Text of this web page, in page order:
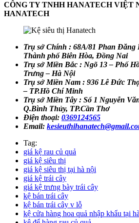
CÔNG TY TNHH HANATECH VIỆT
HANATECH
Trụ sở Chính : 68A/81 Phan
Thành phố Biên Hòa, Đồng Nai
Trụ sở Miền Bắc : Ngõ 13 – Phố
Trưng – Hà Nội
Trụ sở Miền Nam : 936 Lê Đức
– TP.Hồ Chí Minh
Trụ sở Miền Tây : Số 1 Nguyễn
Q.Bình Thủy, TP.Cần Thơ
Điện thoại: 0369124565
Email:
Tag:
giá kệ rau củ quả
giá kệ siêu thị
giá kệ siêu thị tại hà nội
giá kệ trái cây
giá kệ trưng bày trái cây
kệ bán trái cây
kệ bán trái cây v lỗ
kệ cửa hàng hoa quả nhập khẩu tại